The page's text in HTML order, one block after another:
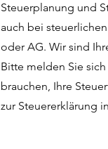
Steuerplanung und
auch bei
oder AG. Wir sind
Bitte melden Sie
brauchen, Ihre
zur Steuererklärung